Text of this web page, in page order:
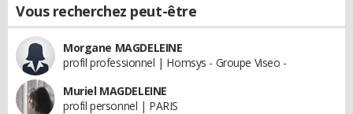
Vous recherchez peut-être
Morgane MAGDELEINE
profil professionnel | Homsys - Groupe Viseo -
Muriel MAGDELEINE
profil personnel | PARIS